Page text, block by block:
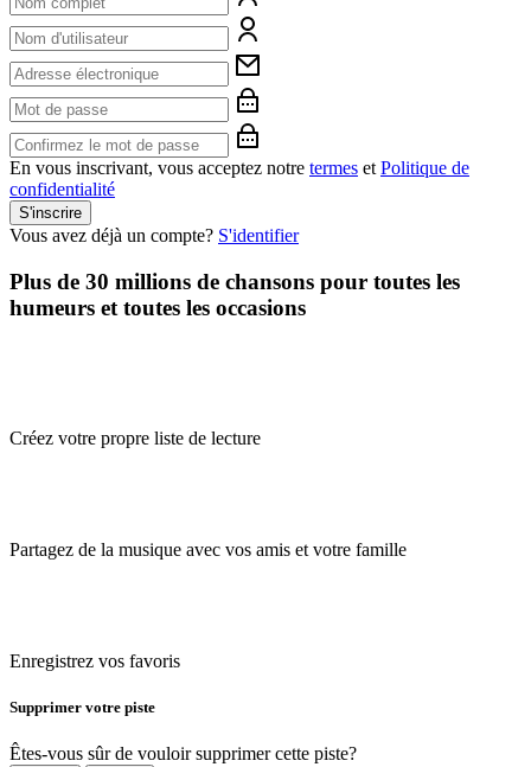
En vous inscrivant, vous acceptez notre termes et Politique de
confidentialité
S'inscrire
Vous avez déjà un compte? S'identifier
Plus de 30 millions de chansons pour toutes les
humeurs et toutes les occasions
Créez votre propre liste de lecture
Partagez de la musique avec vos amis et votre famille
Enregistrez vos favoris
Supprimer votre piste
Êtes-vous sûr de vouloir supprimer cette piste?